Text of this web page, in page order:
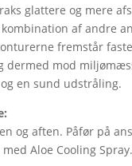
glattere og mere
af andre
fremstår
dermed mod
en sund udstråling.
og aften. Påfør på
Aloe Cooling